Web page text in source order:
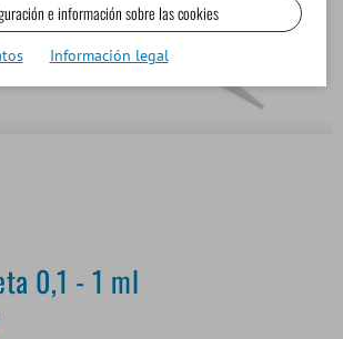
0,1 - 1 ml
e información sobre las cookies
Información legal